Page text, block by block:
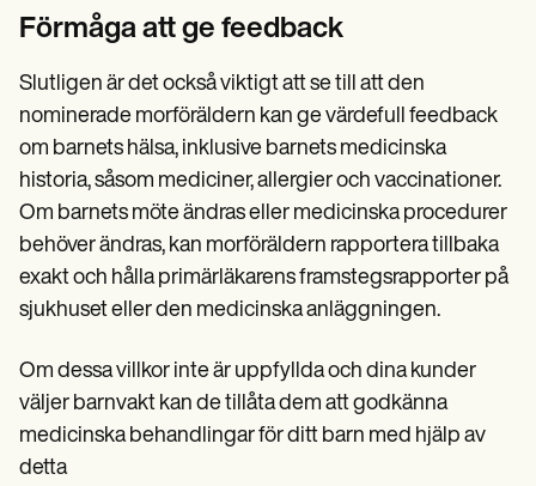
Förmåga att ge feedback
Slutligen är det också viktigt att se till att den
nominerade morföräldern kan ge värdefull feedback
om barnets hälsa, inklusive barnets medicinska
historia, såsom mediciner, allergier och vaccinationer.
Om barnets möte ändras eller medicinska procedurer
behöver ändras, kan morföräldern rapportera tillbaka
exakt och hålla primärläkarens framstegsrapporter på
sjukhuset eller den medicinska anläggningen.
Om dessa villkor inte är uppfyllda och dina kunder
väljer barnvakt kan de tillåta dem att godkänna
medicinska behandlingar för ditt barn med hjälp av
detta